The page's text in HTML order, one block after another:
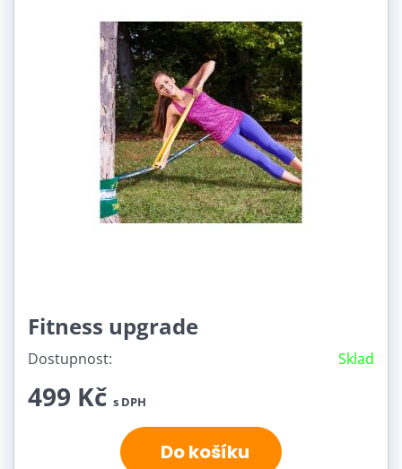
Fitness upgrade
Dostupnost: Sklad
499 Kč s DPH
Do košíku